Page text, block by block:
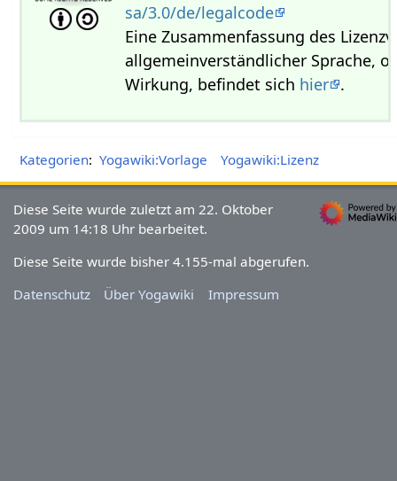
sa/3.0/de/legalcode
Eine Zusammenfassung des
allgemeinverständlicher Sprache,
Wirkung, befindet sich hier .
Kategorien: Yogawiki:Vorlage Yogawiki:Lizenz
Diese Seite wurde zuletzt am 22. Oktober
2009 um 14:18 Uhr bearbeitet.
Diese Seite wurde bisher 4.155-mal abgerufen.
Datenschutz
Über Yogawiki Impressum